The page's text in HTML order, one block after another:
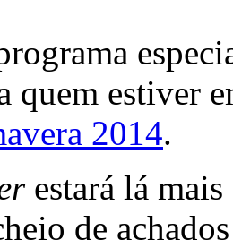
quem estiver
2014.
estará lá mais
de